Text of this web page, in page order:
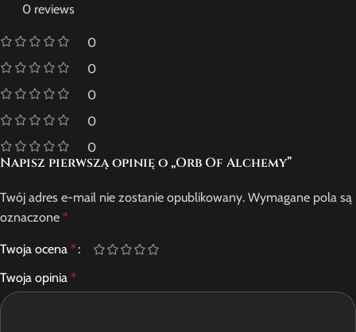
0 reviews
0
0
0
0
0
Napisz pierwszą opinię o „Orb Of Alchemy”
Twój adres e-mail nie zostanie opublikowany. Wymagane pola są
oznaczone *
Twoja ocena *
Twoja opinia *